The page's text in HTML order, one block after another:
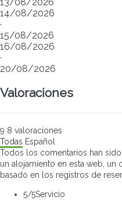
14/08/2026
·
15/08/2026
16/08/2026
·
20/08/2026
Valoraciones
9 8 valoraciones
Todas Español
Todos los comentarios han
un alojamiento en esta web,
basado en los registros de
5/5Servicio